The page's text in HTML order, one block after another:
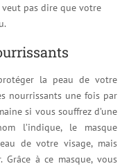
pas dire que votre
la peau de votre
nourrissants une fois par
si vous souffrez d’une
l’indique, le masque
de votre visage, mais
à ce masque, vous